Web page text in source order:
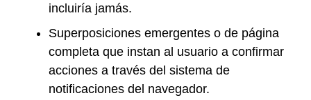
incluiría jamás.
Superposiciones emergentes o de página
completa que instan al usuario a confirmar
acciones a través del sistema de
notificaciones del navegador.